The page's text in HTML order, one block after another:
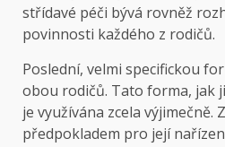
střídavé péči bývá rovněž
povinnosti každého z rodičů.
Poslední, velmi specifickou
obou rodičů. Tato forma, jak
je využívána zcela výjimečně.
předpokladem pro její